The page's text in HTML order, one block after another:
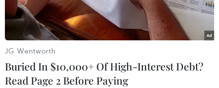
JG Wentworth
Buried In $10,000+ Of High-Interest Debt?
Read Page 2 Before Paying